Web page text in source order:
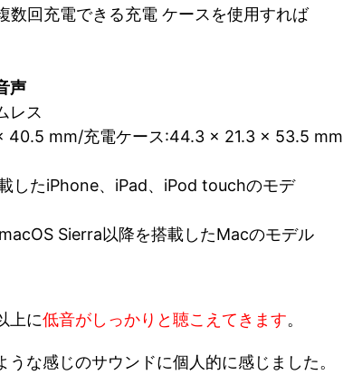
数回充電できる充電 ケースを使用すれば
声
レス
40.5 mm/充電ケース:44.3 × 21.3 × 53.5 mm
したiPhone、iPad、iPod touchのモデ
Sierra以降を搭載したMacのモデル
上に低音がしっかりと聴こえてきます。
な感じのサウンドに個人的に感じました。